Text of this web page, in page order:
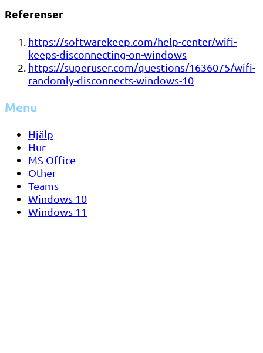
Referenser
https://softwarekeep.com/help-center/wifi-
keeps-disconnecting-on-windows
https://superuser.com/questions/1636075/wifi-
randomly-disconnects-windows-10
Menu
Hjälp
Hur
MS Office
Other
Teams
Windows 10
Windows 11